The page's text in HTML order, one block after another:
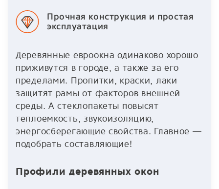
Прочная конструкция и простая
эксплуатация
Деревянные евроокна одинаково хорошо
приживутся в городе, а также за его
пределами. Пропитки, краски, лаки
защитят рамы от факторов внешней
среды. А стеклопакеты повысят
теплоёмкость, звукоизоляцию,
энергосберегающие свойства. Главное —
подобрать составляющие!
Профили деревянных окон